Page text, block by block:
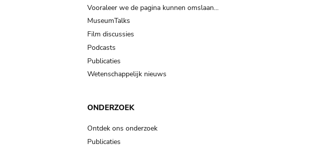
Vooraleer we de pagina kunnen omslaan…
MuseumTalks
Film discussies
Podcasts
Publicaties
Wetenschappelijk nieuws
ONDERZOEK
Ontdek ons onderzoek
Publicaties